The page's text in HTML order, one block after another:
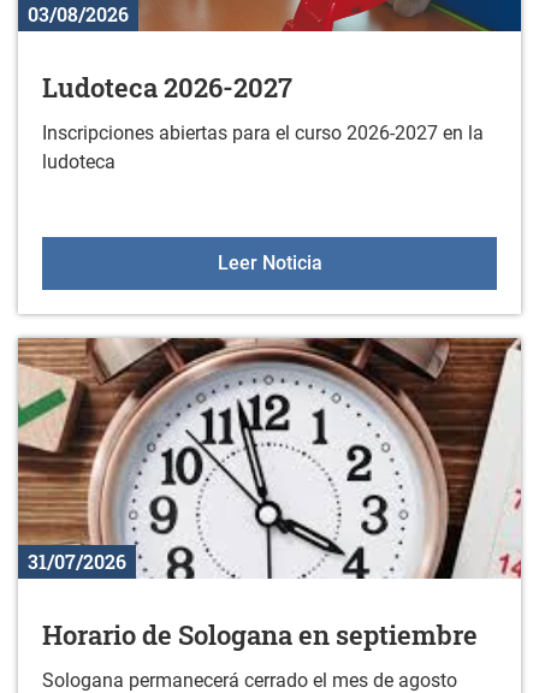
03/08/2026
Ludoteca 2026-2027
Inscripciones abiertas para el curso 2026-2027 en la
ludoteca
Leer NoticiaLudoteca 2026-2027
31/07/2026
Horario de Sologana en septiembre
Sologana permanecerá cerrado el mes de agosto